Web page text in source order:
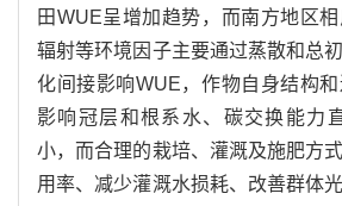
田WUE呈增加趋势，而南方地区相
辐射等环境因子主要通过蒸散和总
化间接影响WUE，作物自身结构
影响冠层和根系水、碳交换能力
小，而合理的栽培、灌溉及施肥方
用率、减少灌溉水损耗、改善群体